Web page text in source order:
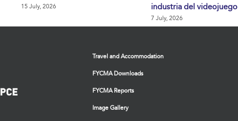
15 July, 2026
industria del videojuego
7 July, 2026
Travel and Accommodation
FYCMA Downloads
FYCMA Reports
Image Gallery